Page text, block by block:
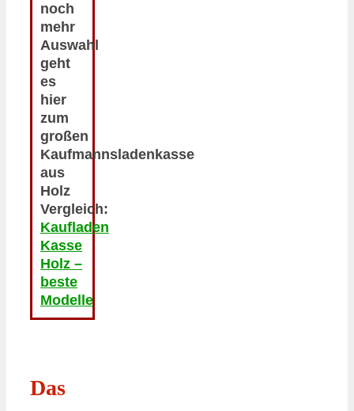
noch
mehr
Auswahl
geht
es
hier
zum
großen
Kaufmannsladenkasse
aus
Holz
Vergleich:
Kaufladen
Kasse
Holz –
beste
Modelle
Das